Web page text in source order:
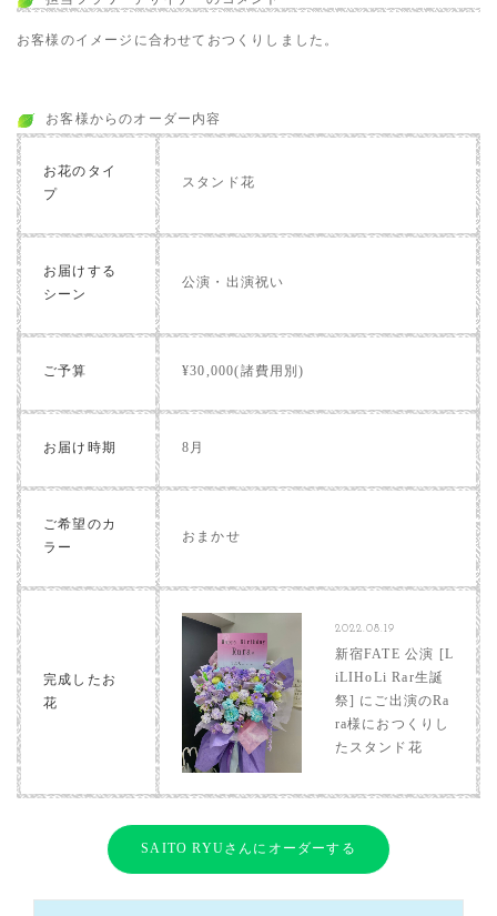
お客様のイメージに合わせておつくりしました。
お客様からのオーダー内容
お花のタイ
プ
スタンド花
お届けする
シーン
公演・出演祝い
ご予算 ¥30,000(諸費用別)
お届け時期 8月
ご希望のカ
ラー
おまかせ
完成したお
花
2022.08.19
新宿FATE 公演 [L
iLIHoLi Rar生誕
祭] にご出演のRa
ra様におつくりし
たスタンド花
SAITO RYUさんにオーダーする